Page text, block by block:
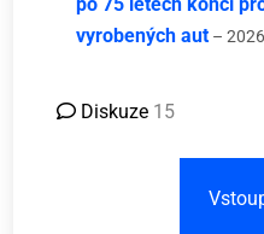
po 75 letech končí
vyrobených aut –
Diskuze 15